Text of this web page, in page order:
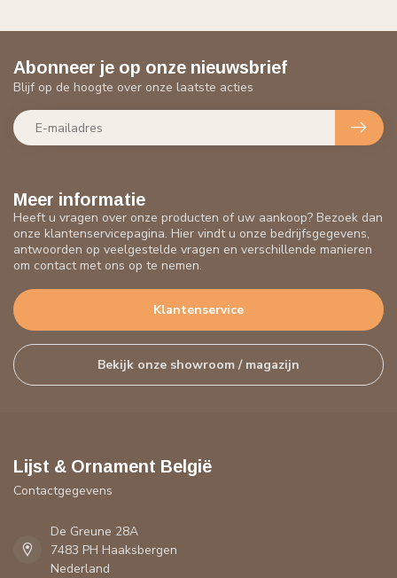
Meer informatie
Heeft u vragen over onze producten of uw aankoop? Bezoek dan
onze klantenservicepagina. Hier vindt u onze bedrijfsgegevens,
antwoorden op veelgestelde vragen en verschillende manieren
om contact met ons op te nemen.
Klantenservice
Bekijk onze showroom / magazijn
Abonneer je op onze nieuwsbrief
Blijf op de hoogte over onze laatste acties
Lijst & Ornament België
Contactgegevens
De Greune 28A
7483 PH Haaksbergen
Nederland